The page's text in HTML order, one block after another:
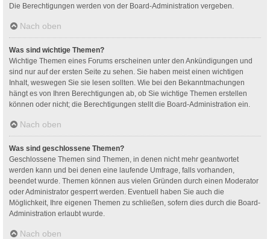
Die Berechtigungen werden von der Board-Administration vergeben.
Nach oben
Was sind wichtige Themen?
Wichtige Themen eines Forums erscheinen unter den Ankündigungen und
sind nur auf der ersten Seite zu sehen. Sie haben meist einen wichtigen
Inhalt, weswegen Sie sie lesen sollten. Wie bei den Bekanntmachungen
hängt es von Ihren Berechtigungen ab, ob Sie wichtige Themen erstellen
können oder nicht; die Berechtigungen stellt die Board-Administration ein.
Nach oben
Was sind geschlossene Themen?
Geschlossene Themen sind Themen, in denen nicht mehr geantwortet
werden kann und bei denen eine laufende Umfrage, falls vorhanden,
beendet wurde. Themen können aus vielen Gründen durch einen Moderator
oder Administrator gesperrt werden. Eventuell haben Sie auch die
Möglichkeit, Ihre eigenen Themen zu schließen, sofern dies durch die Board-
Administration erlaubt wurde.
Nach oben